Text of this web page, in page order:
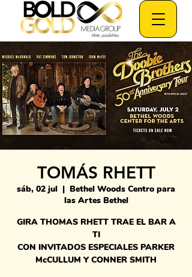
TOMÁS RHETT
sáb, 02 jul
  |
Bethel Woods Centro para
las Artes Bethel
GIRA THOMAS RHETT TRAE EL BAR A
TI
CON INVITADOS ESPECIALES PARKER
McCULLUM Y CONNER SMITH